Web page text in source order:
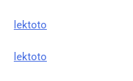
lektoto
lektoto